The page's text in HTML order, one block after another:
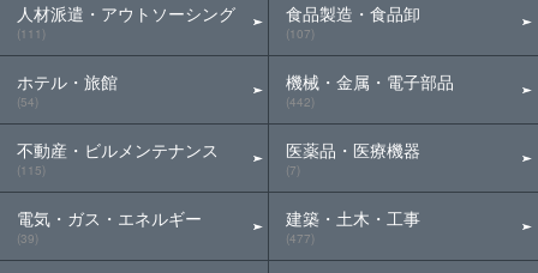
人材派遣・アウトソーシング
(111)
ホテル・旅館
(54)
不動産・ビルメンテナンス
(115)
電気・ガス・エネルギー
(39)
食品製造・食品卸
(107)
機械・金属・電子部品
(442)
医薬品・医療機器
(7)
建築・土木・工事
(477)